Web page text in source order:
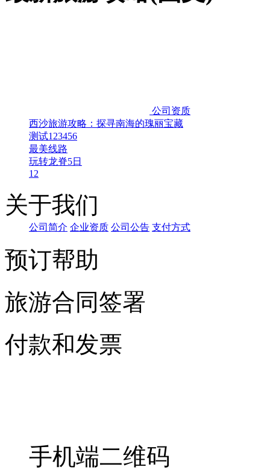
公司资质
西沙旅游攻略：探寻南海的瑰丽宝藏
测试123456
最美线路
玩转龙脊5日
12
关于我们
公司 简介 企业资质 公司公告 支付方式
预订帮助
旅游合同签署
付款和发票
手机端二维码